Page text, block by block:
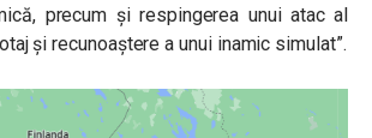
precum și respingerea unui atac al
și recunoaștere a unui inamic simulat”.